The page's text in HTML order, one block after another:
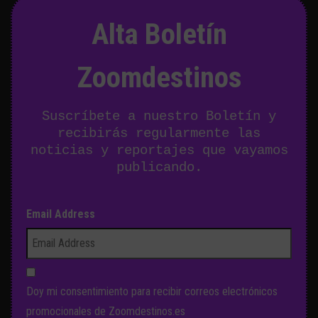
Alta Boletín
Zoomdestinos
Suscríbete a nuestro Boletín y
recibirás regularmente las
noticias y reportajes que vayamos
publicando.
Email Address
Doy mi consentimiento para recibir correos electrónicos
promocionales de Zoomdestinos.es